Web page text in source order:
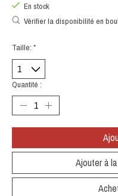
En stock
Vérifier la disponibilité en
Taille: *
Quantité :
Ajouter à